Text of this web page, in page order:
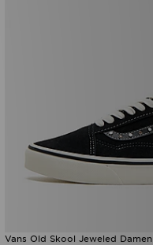
Vans Old Skool Jeweled Damen